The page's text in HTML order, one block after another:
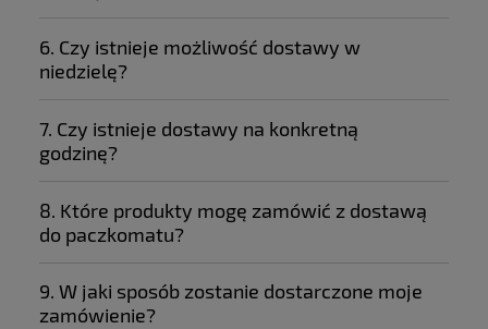
6. Czy istnieje możliwość dostawy w
niedzielę?
7. Czy istnieje dostawy na konkretną
godzinę?
8. Które produkty mogę zamówić z dostawą
do paczkomatu?
9. W jaki sposób zostanie dostarczone moje
zamówienie?